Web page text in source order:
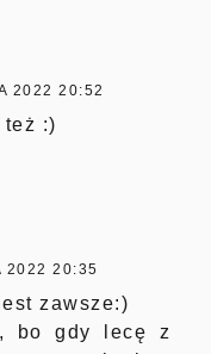
2022 20:52
:)
2022 20:35
zawsze:)
bo gdy lecę z